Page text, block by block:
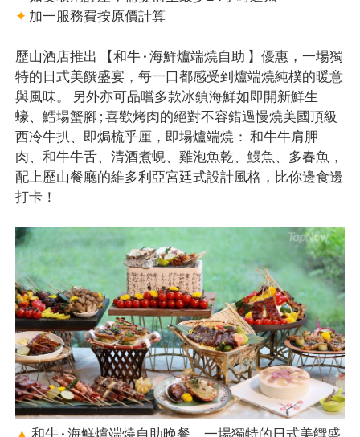
✦ 加一服務費按原價計算
歷山酒店推出 【和牛 · 海鮮爐端燒自助 】優惠，一場獨
特的日式美饌盛宴，每一口都感受到爐端燒純樸的暖意
與風味。 另外亦可品嚐多款冰鎮海鮮如即開新鮮生
蠔、鱈場蟹腳 ; 喜歡烤肉的絕對不容錯過慢燒美國頂級
西冷牛扒、即焗梳乎厘，即場爐端燒： 和牛牛肩胛
肉、和牛牛舌、清酒煮蜆、雞泡魚乾、鰻魚、多春魚，
配上歷山餐廳的維多利亞宮廷式設計風格，比你邊食邊
打卡！
▲ 和牛 · 海鮮爐端燒自助晚餐，一場獨特的日式美饌盛